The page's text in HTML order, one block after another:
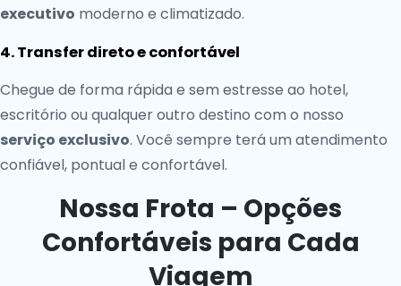
executivo moderno e climatizado.
4. Transfer direto e confortável
Chegue de forma rápida e sem estresse ao hotel,
escritório ou qualquer outro destino com o nosso
serviço exclusivo. Você sempre terá um atendimento
confiável, pontual e confortável.
Nossa Frota – Opções
Confortáveis para Cada
Viagem